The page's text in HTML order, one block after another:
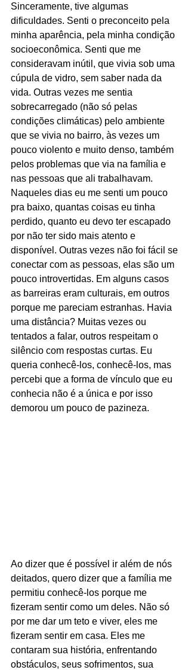
Sinceramente, tive algumas
dificuldades. Senti o preconceito pela
minha aparência, pela minha condição
socioeconômica. Senti que me
consideravam inútil, que vivia sob uma
cúpula de vidro, sem saber nada da
vida. Outras vezes me sentia
sobrecarregado (não só pelas
condições climáticas) pelo ambiente
que se vivia no bairro, às vezes um
pouco violento e muito denso, também
pelos problemas que via na família e
nas pessoas que ali trabalhavam.
Naqueles dias eu me senti um pouco
pra baixo, quantas coisas eu tinha
perdido, quanto eu devo ter escapado
por não ter sido mais atento e
disponível. Outras vezes não foi fácil se
conectar com as pessoas, elas são um
pouco introvertidas. Em alguns casos
as barreiras eram culturais, em outros
porque me pareciam estranhas. Havia
uma distância? Muitas vezes ou
tentados a falar, outros respeitam o
silêncio com respostas curtas. Eu
queria conhecê-los, conhecê-los, mas
percebi que a forma de vínculo que eu
conhecia não é a única e por isso
demorou um pouco de pazineza.
Ao dizer que é possível ir além de nós
deitados, quero dizer que a família me
permitiu conhecê-los porque me
fizeram sentir como um deles. Não só
por me dar um teto e viver, eles me
fizeram sentir em casa. Eles me
contaram sua história, enfrentando
obstáculos, seus sofrimentos, sua